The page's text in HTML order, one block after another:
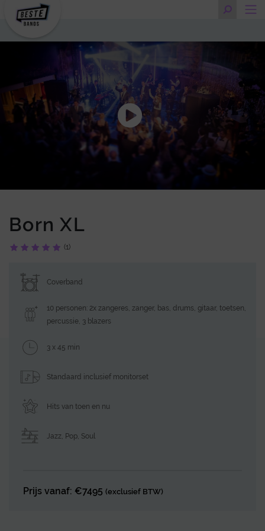
Born XL
(1)
Coverband
10 personen: 2x zangeres, zanger, bas, drums, gitaar, toetsen,
percussie, 3 blazers
3 x 45 min
Standaard inclusief monitorset
Hits van toen en nu
Jazz, Pop, Soul
Prijs vanaf: €7495 (exclusief BTW)